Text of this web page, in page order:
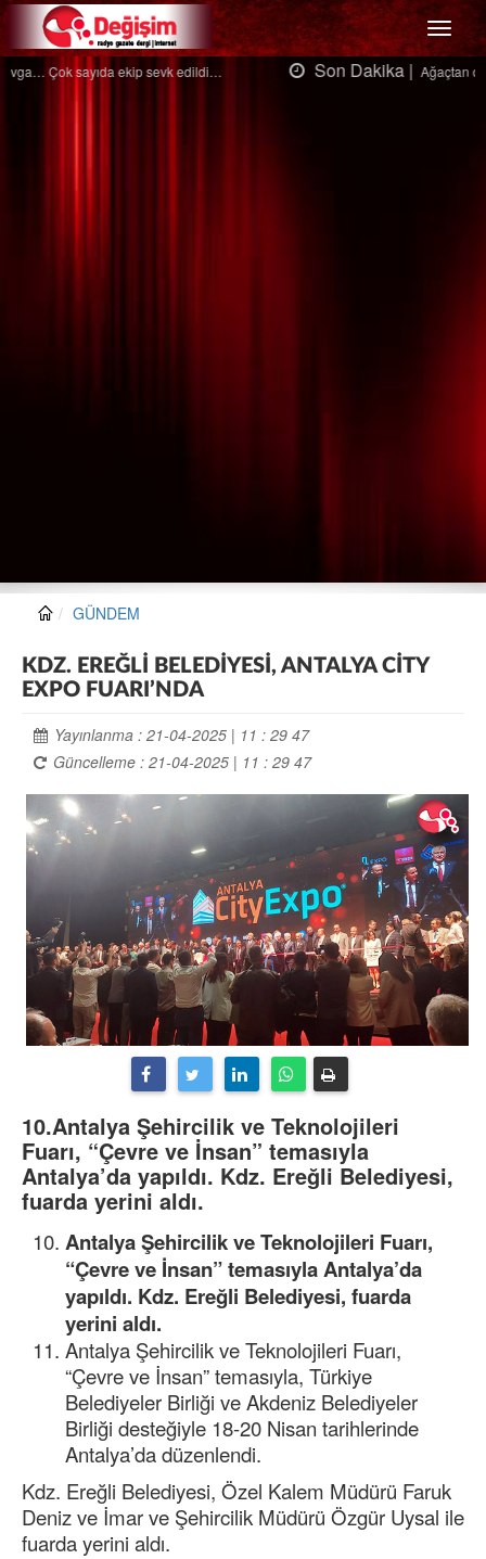
Menü
Son Dakika |Ağaçtan düştü…
GÜNDEM
KDZ. EREĞLİ BELEDİYESİ, ANTALYA CİTY
EXPO FUARI’NDA
Yayınlanma : 21-04-2025 | 11 : 29 47
Güncelleme : 21-04-2025 | 11 : 29 47
10.Antalya Şehircilik ve Teknolojileri
Fuarı, “Çevre ve İnsan” temasıyla
Antalya’da yapıldı. Kdz. Ereğli Belediyesi,
fuarda yerini aldı.
Antalya Şehircilik ve Teknolojileri Fuarı,
“Çevre ve İnsan” temasıyla Antalya’da
yapıldı. Kdz. Ereğli Belediyesi, fuarda
yerini aldı.
Antalya Şehircilik ve Teknolojileri Fuarı,
“Çevre ve İnsan” temasıyla, Türkiye
Belediyeler Birliği ve Akdeniz Belediyeler
Birliği desteğiyle 18-20 Nisan tarihlerinde
Antalya’da düzenlendi.
Kdz. Ereğli Belediyesi, Özel Kalem Müdürü Faruk
Deniz ve İmar ve Şehircilik Müdürü Özgür Uysal ile
fuarda yerini aldı.